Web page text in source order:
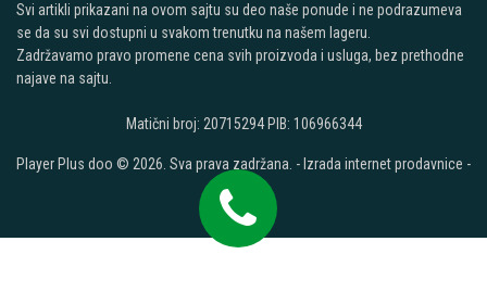
Svi artikli prikazani na ovom sajtu su deo naše ponude i ne podrazumeva
se da su svi dostupni u svakom trenutku na našem lageru.
Zadržavamo pravo promene cena svih proizvoda i usluga, bez prethodne
najave na sajtu.
Matični broj: 20715294 PIB: 106966344
Player Plus doo © 2026. Sva prava zadržana. - Izrada internet prodavnice -
Selltico.